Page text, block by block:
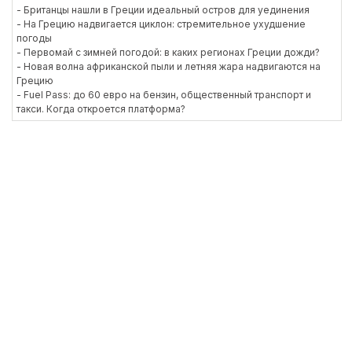
- Британцы нашли в Греции идеальный остров для уединения
- На Грецию надвигается циклон: стремительное ухудшение
погоды
- Первомай с зимней погодой: в каких регионах Греции дожди?
- Новая волна африканской пыли и летняя жара надвигаются на
Грецию
- Fuel Pass: до 60 евро на бензин, общественный транспорт и
такси. Когда откроется платформа?